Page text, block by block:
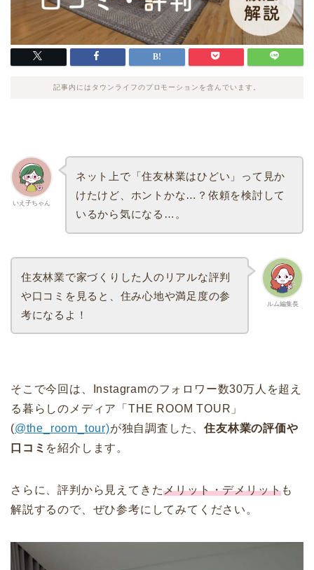
記事内にはタウンライフのプロモーションを含んでいます。
いえ子ちゃん
ネット上で「住友林業はひどい」って見か
けたけど、ホントかな…？依頼を検討して
いるから気になる…。
ルム編集長
住友林業で家づくりした人のリアルな評判
や口コミを見ると、住み心地や満足度の参
考になるよ！
そこで今回は、Instagramのフォロワー数30万人を超え
る暮らしのメディア「THE ROOM TOUR」
(@the_room_tour)が独自調査した、住友林業の評価や
口コミ を紹介します。
さらに、評判から見えてきたメリット・デメリットも
解説するので、ぜひ参考にしてみてください。